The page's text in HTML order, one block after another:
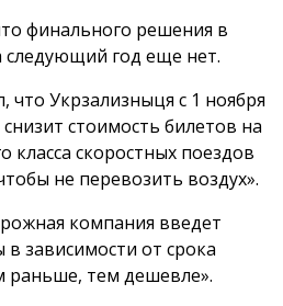
финального решения в
год еще нет.
что Укрзализныця с 1 ноября
стоимость билетов на
класса скоростных поездов
не перевозить воздух».
компания введет
зависимости от срока
раньше, тем дешевле».